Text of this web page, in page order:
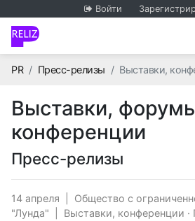
Войти
PRГлавная
Пресс-релизы Выставки,
Выставки,
конференции
Пресс-релизы
14 апреля
Общество с
"Лунда"
Выставки, конференции ·